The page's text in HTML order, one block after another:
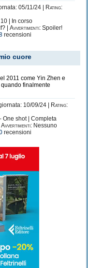
05/11/24 |
Rating:
10 | In corso
| Avvertimenti: Spoiler!
recensioni
cuore
2011 come Yin Zhen e
finalmente
10/09/24 |
Rating:
One shot | Completa
Avvertimenti: Nessuno
recensioni